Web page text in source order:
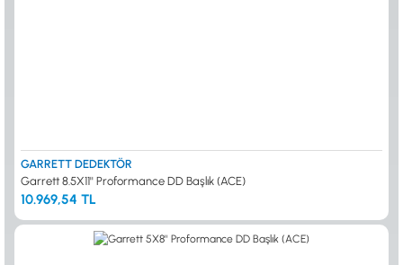
GARRETT DEDEKTÖR
Garrett 8.5X11'' Proformance DD Başlık (ACE)
10.969,54 TL